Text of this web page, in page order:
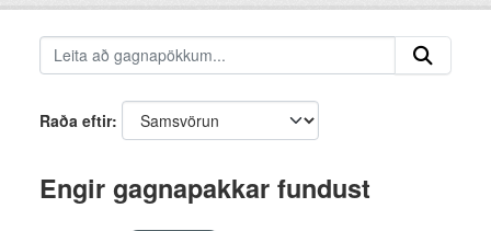
Raða eftir
Engir gagnapakkar fundust